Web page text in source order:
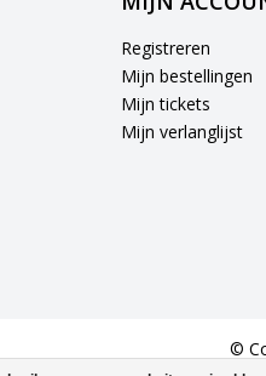
Registreren
Mijn bestellingen
Mijn tickets
Mijn verlanglijst
©